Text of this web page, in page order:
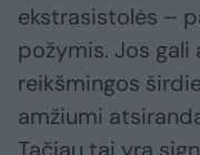
ekstrasistolės –
požymis. Jos
reikšmingos
amžiumi